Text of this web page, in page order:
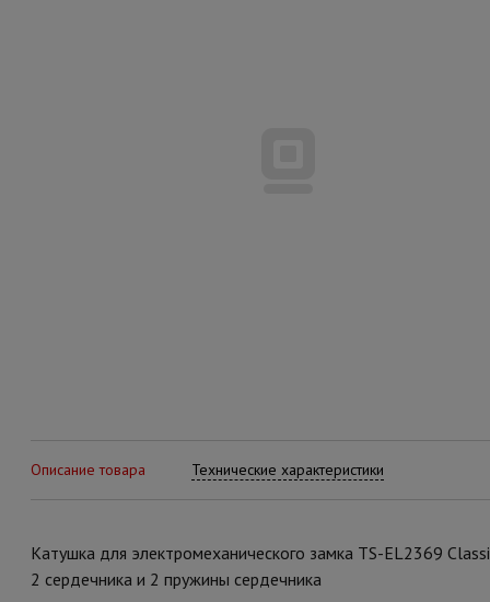
Описание товара Технические характеристики
Катушка для электромеханического замка TS-EL2369
2 сердечника и 2 пружины сердечника